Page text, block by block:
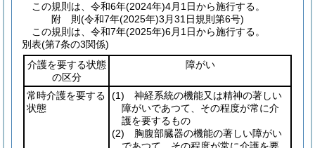
この規則は、令和6年(2024年)4月1日から施行する。
附 則(令和7年(2025年)3月31日規則第6号)
この規則は、令和7年(2025年)6月1日から施行する。
別表(第7条の3関係)
介護を要する状態
の区分
障がい
常時介護を要する
状態
(1) 神経系統の機能又は精神の著しい
障がいであつて、その程度が常に介
護を要するもの
(2) 胸腹部臓器の機能の著しい障がい